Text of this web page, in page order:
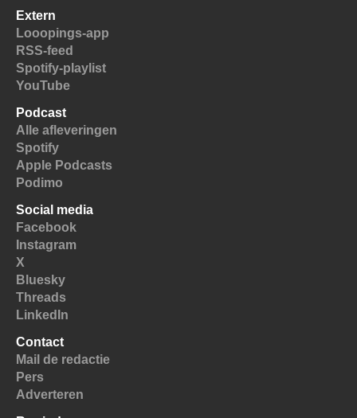
Extern
Looopings-app
RSS-feed
Spotify-playlist
YouTube
Podcast
Alle afleveringen
Spotify
Apple Podcasts
Podimo
Social media
Facebook
Instagram
X
Bluesky
Threads
LinkedIn
Contact
Mail de redactie
Pers
Adverteren